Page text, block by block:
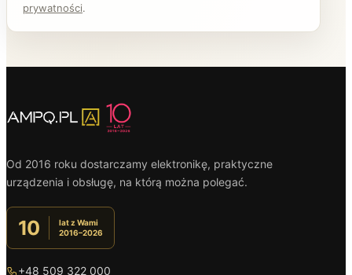
prywatności.
Od 2016 roku dostarczamy elektronikę, praktyczne
urządzenia i obsługę, na którą można polegać.
10
lat z Wami
2016–2026
+48 509 322 000